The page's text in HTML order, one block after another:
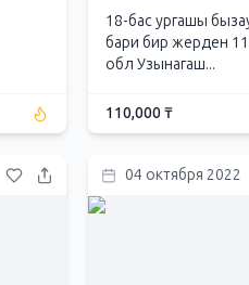
18-бас ургашы
бари бир жерден
обл Узынагаш...
110,000 ₸
04 октября 2022